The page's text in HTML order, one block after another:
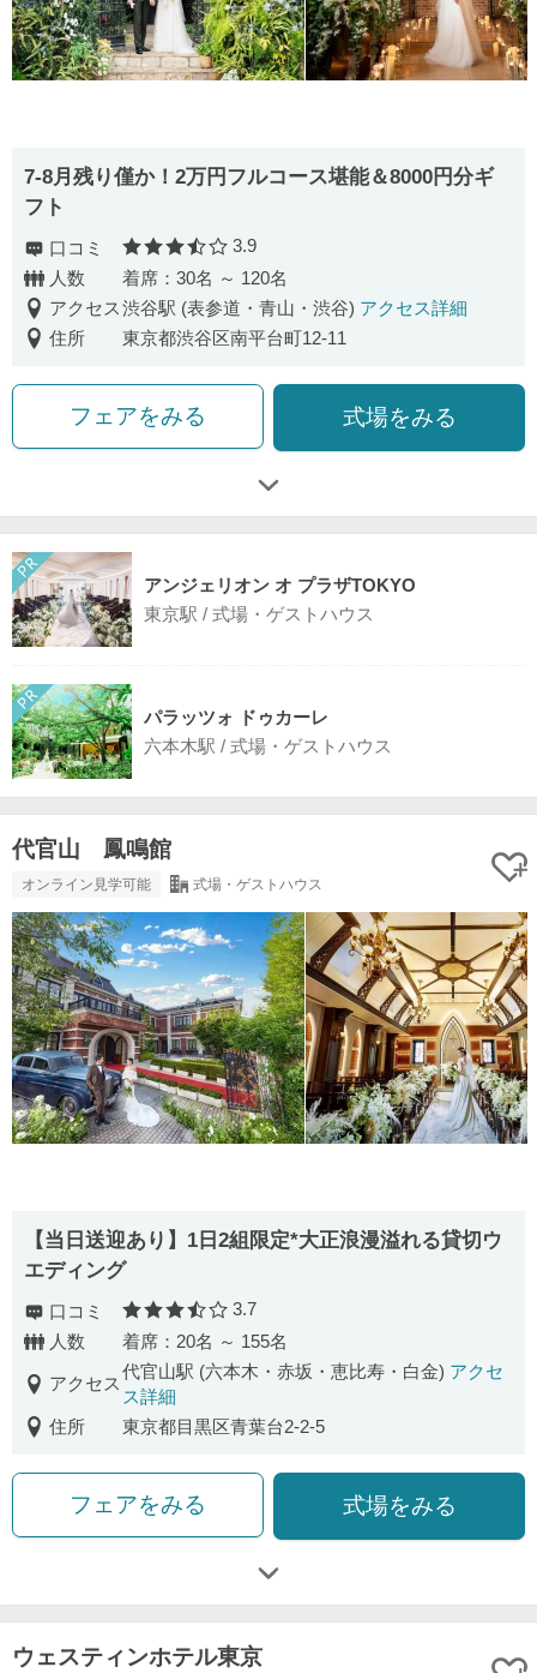
7-8月残り僅か！2万円フルコース堪能＆8000円分ギ
フト
口コミ 口コミ評価
3.9
人数
着席：30名 ～ 120名
アクセス渋谷駅 (表参道・青山・渋谷) アクセス詳細
住所
東京都渋谷区南平台町12-11
フェアをみる 式場をみる
アンジェリオン オ プラザTOKYO
東京駅 / 式場・ゲストハウス
パラッツォ ドゥカーレ
六本木駅 / 式場・ゲストハウス
代官山 鳳鳴館
オンライン見学可能 式場・ゲストハウス
【当日送迎あり】1日2組限定*大正浪漫溢れる貸切ウ
エディング
口コミ 口コミ評価
3.7
人数
着席：20名 ～ 155名
アクセス
代官山駅 (六本木・赤坂・恵比寿・白金) アクセ
ス詳細
住所
東京都目黒区青葉台2-2-5
フェアをみる 式場をみる
ウェスティンホテル東京